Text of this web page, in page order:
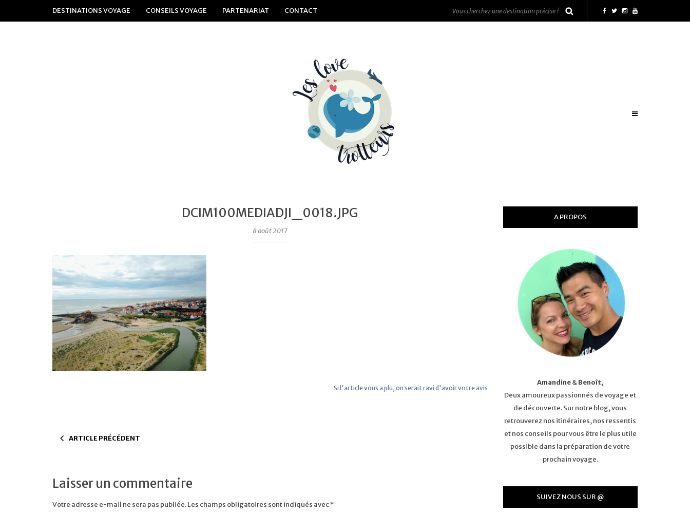
DESTINATIONS VOYAGE CONSEILS VOYAGE PARTENARIAT CONTACT
DCIM100MEDIADJI_0018.JPG
8 août 2017
Si l'article vous a plu, on serait ravi d'avoir votre avis
ARTICLE PRÉCÉDENT
Laisser un commentaire
Votre adresse e-mail ne sera pas publiée.Les champs obligatoires sont indiqués avec*
A PROPOS
Amandine&Benoît,
Deux amoureux passionnés de voyage et
de découverte. Sur notre blog, vous
retrouverez nos itinéraires, nos ressentis
et nos conseils pour vous être le plus utile
possible dans la préparation de votre
prochain voyage.
SUIVEZ NOUS SUR @